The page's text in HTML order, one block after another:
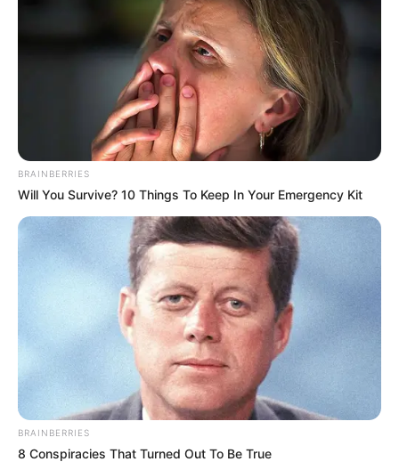
BRAINBERRIES
Will You Survive? 10 Things To Keep In Your Emergency Kit
BRAINBERRIES
8 Conspiracies That Turned Out To Be True